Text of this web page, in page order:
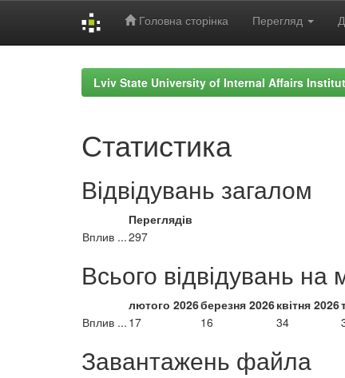
Головна сторінка Перегляд
Lviv State University of Internal Affairs
Статистика
Відвідувань загалом
Переглядів
Вплив ...297
Всього відвідувань на
лютого 2026березня 2026квітня 2026
Вплив ... 17 16 34
Завантажень файла